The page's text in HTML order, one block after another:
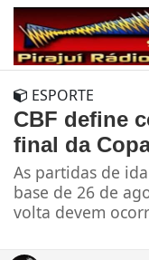
ESPORTE
CBF define
final da
As partidas de
base de 26 de
volta devem